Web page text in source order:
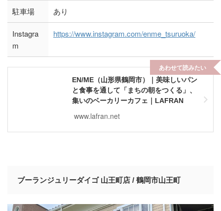
駐車場 あり
Instagra
m
https://www.instagram.com/enme_tsuruoka/
EN/ME（山形県鶴岡市）｜美味しいパン
と食事を通して「まちの朝をつくる」、
集いのベーカリーカフェ｜LAFRAN
www.lafran.net
あわせて読みたい
ブーランジュリーダイゴ 山王町店 / 鶴岡市山王町